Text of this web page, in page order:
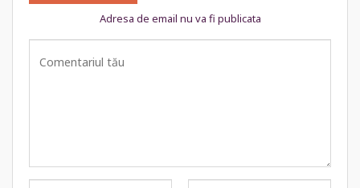
Adresa de email nu va fi publicata